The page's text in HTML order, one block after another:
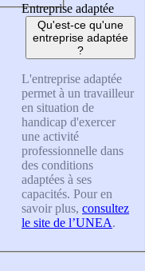
Entreprise adaptée
Qu'est-ce qu'une
entreprise adaptée
?
L'entreprise adaptée
permet à un travailleur
en situation de
handicap d'exercer
une activité
professionnelle dans
des conditions
adaptées à ses
capacités. Pour en
savoir plus, consultez
le site de l’UNEA.